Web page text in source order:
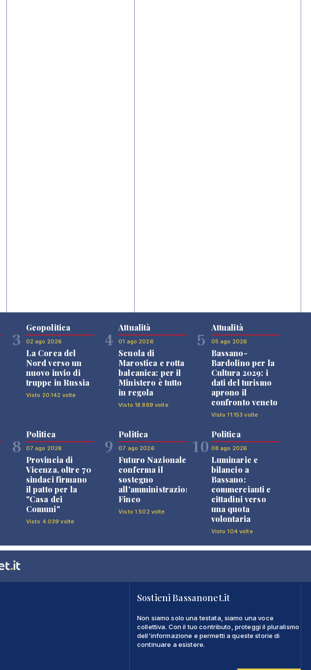
3
Geopolitica
02 ago 2026
La Corea del
Nord verso un
nuovo invio di
truppe in Russia
Visto 20.142 volte
4
Attualità
01 ago 2026
Scuola di
Marostica e rotta
balcanica: per il
Ministero è tutto
in regola
Visto 18.889 volte
5
Attualità
05 ago 2026
Bassano-
Bardolino per la
Cultura 2029: i
dati del turismo
aprono il
confronto veneto
Visto 11.153 volte
8
Politica
07 ago 2026
Provincia di
Vicenza, oltre 70
sindaci firmano
il patto per la
"Casa dei
Comuni"
Visto 4.039 volte
9
Politica
07 ago 2026
Futuro Nazionale
conferma il
sostegno
all'amministrazione
Finco
Visto 1.502 volte
10
Politica
08 ago 2026
Luminarie e
bilancio a
Bassano:
commercianti e
cittadini verso
una quota
volontaria
Visto 104 volte
Sostieni Bassanonet.it
Non siamo solo una testata, siamo una voce
collettiva. Con il tuo contributo, proteggi il pluralismo
dell'informazione e permetti a queste storie di
continuare a esistere.